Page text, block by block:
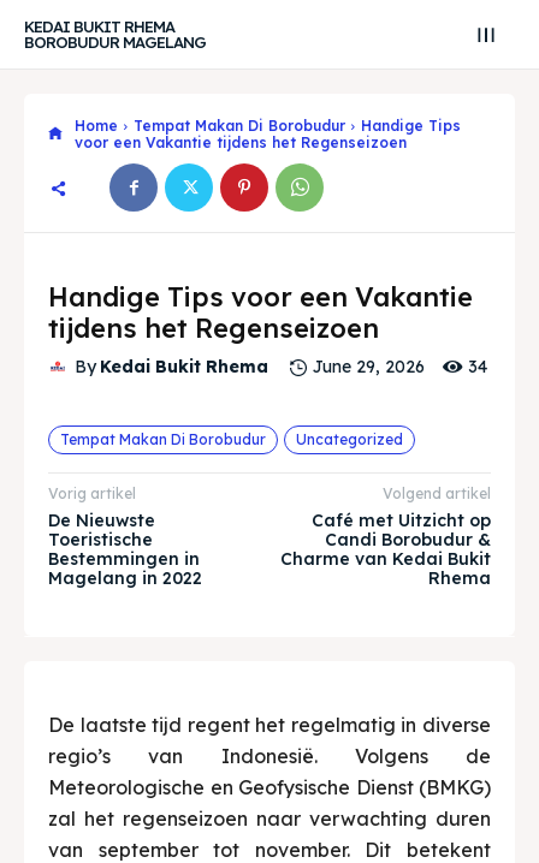
Search
Zoek
Search
Zoek
Explore our destinations
& Make a booking today
Tempat Makan Rombongan
Ruang Meeting
Playground Anak
Explore our destinations
& Make a booking today
Tempat Makan Rombongan
Ruang Meeting
Playground Anak
KEDAI BUKIT RHEMA
BOROBUDUR MAGELANG
Home Tempat Makan Di Borobudur
Handige Tips
voor een Vakantie tijdens het Regenseizoen
Handige Tips voor een Vakantie
tijdens het Regenseizoen
By Kedai Bukit Rhema June 29, 2026 34
Tempat Makan Di Borobudur Uncategorized
Vorig artikel
De Nieuwste
Toeristische
Bestemmingen in
Magelang in 2022
Volgend artikel
Café met Uitzicht op
Candi Borobudur &
Charme van Kedai Bukit
Rhema
De laatste tijd regent het regelmatig in diverse
regio’s van Indonesië. Volgens de
Meteorologische en Geofysische Dienst (BMKG)
zal het regenseizoen naar verwachting duren
van september tot november. Dit betekent